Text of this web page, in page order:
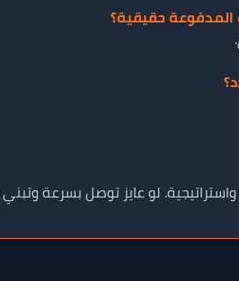
المدفوعة حقيقية؟